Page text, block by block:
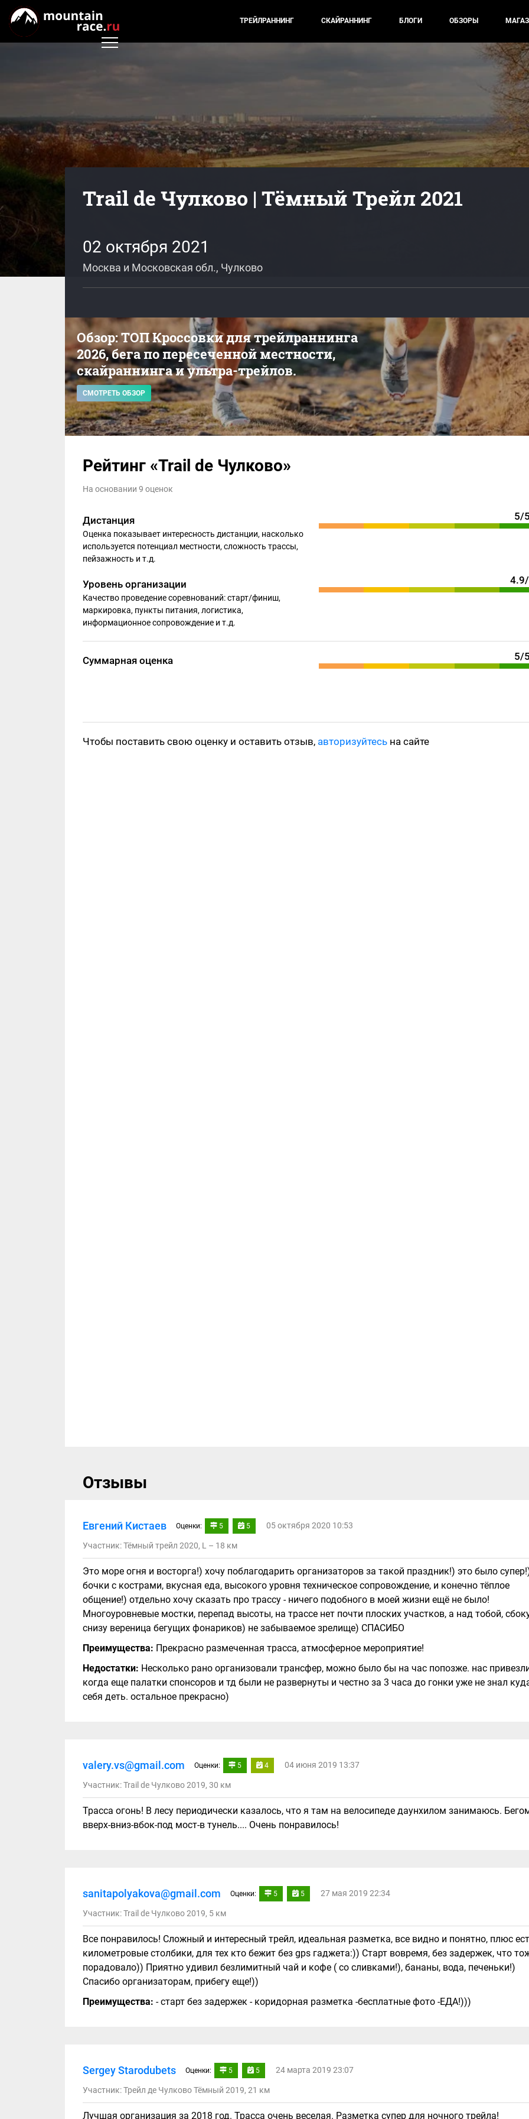
ТРЕЙЛРАННИНГ СКАЙРАННИНГ БЛОГИ ОБЗОРЫ
Trail de Чулково | Тёмный Трейл 2021
02 октября 2021
Москва и Московская обл., Чулково
Обзор: ТОП Кроссовки для трейлраннинга
2026, бега по пересеченной местности,
скайраннинга и ультра-трейлов.
СМОТРЕТЬ ОБЗОР
Рейтинг «Trail de Чулково»
На основании 9 оценок
Дистанция
Оценка показывает интересность дистанции, насколько
используется потенциал местности, сложность трассы,
пейзажность и т.д.
5/
Уровень организации
Качество проведение соревнований: старт/финиш,
маркировка, пункты питания, логистика,
информационное сопровождение и т.д.
Суммарная оценка 5/
Чтобы поставить свою оценку и оставить отзыв, авторизуйтесь на сайте
Отзывы
Евгений Кистаев Оценки: 5 5 05 октября 2020 10:53
Участник: Тёмный трейл 2020, L – 18 км
Это море огня и восторга!) хочу поблагодарить организаторов за такой праздник!) это было
бочки с кострами, вкусная еда, высокого уровня техническое сопровождение, и конечно тёплое
общение!) отдельно хочу сказать про трассу - ничего подобного в моей жизни ещё не было!
Многоуровневые мостки, перепад высоты, на трассе нет почти плоских участков, а над тобой,
снизу вереница бегущих фонариков) не забываемое зрелище) СПАСИБО
Преимущества: Прекрасно размеченная трасса, атмосферное мероприятие!
Недостатки: Несколько рано организовали трансфер, можно было бы на час попозже. нас
когда еще палатки спонсоров и тд были не развернуты и честно за 3 часа до гонки уже не знал
себя деть. остальное прекрасно)
valery.vs@gmail.com Оценки: 5 4 04 июня 2019 13:37
Участник: Trail de Чулково 2019, 30 км
Трасса огонь! В лесу периодически казалось, что я там на велосипеде даунхилом занимаюсь.
вверх-вниз-вбок-под мост-в тунель.... Очень понравилось!
sanitapolyakova@gmail.com Оценки: 5 5 27 мая 2019 22:34
Участник: Trail de Чулково 2019, 5 км
Все понравилось! Сложный и интересный трейл, идеальная разметка, все видно и понятно, плюс
километровые столбики, для тех кто бежит без gps гаджета:)) Старт вовремя, без задержек, что
порадовало)) Приятно удивил безлимитный чай и кофе ( со сливками!), бананы, вода, печеньки!)
Спасибо организаторам, прибегу еще!))
Преимущества: - старт без задержек - коридорная разметка -бесплатные фото -ЕДА!)))
Sergey Starodubets Оценки: 5 5 24 марта 2019 23:07
Участник: Трейл де Чулково Тёмный 2019, 21 км
Лучшая организация за 2018 год. Трасса очень веселая. Разметка супер для ночного трейла!